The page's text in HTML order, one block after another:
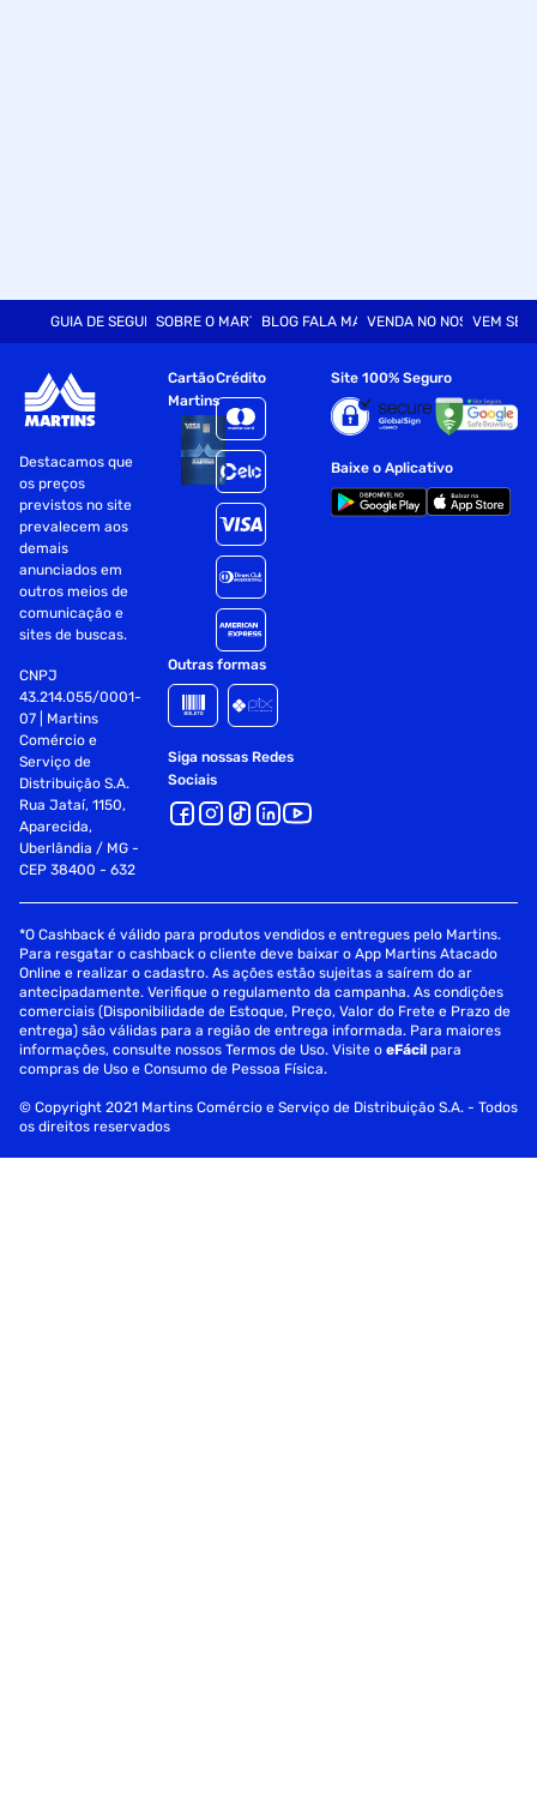
GUIA DE SEGURANÇASOBRE O MARTINSBLOG FALA MARTVENDA NO NOSSO SITE
VEM SER
Destacamos que
os preços
previstos no site
prevalecem aos
demais
anunciados em
outros meios de
comunicação e
sites de buscas.
CNPJ
43.214.055/0001-
07 | Martins
Comércio e
Serviço de
Distribuição S.A.
Rua Jataí, 1150,
Aparecida,
Uberlândia / MG -
CEP 38400 - 632
Cartão
Martins
Crédito
Outras formas
Siga nossas Redes
Sociais
Site 100% Seguro
Baixe o Aplicativo
*O Cashback é válido para produtos vendidos e entregues pelo Martins.
Para resgatar o cashback o cliente deve baixar o App Martins Atacado
Online e realizar o cadastro. As ações estão sujeitas a saírem do ar
antecipadamente. Verifique o regulamento da campanha. As condições
comerciais (Disponibilidade de Estoque, Preço, Valor do Frete e Prazo de
entrega) são válidas para a região de entrega informada. Para maiores
informações, consulte nossos Termos de Uso. Visite oeFácil para
compras de Uso e Consumo de Pessoa Física.
© Copyright 2021 Martins Comércio e Serviço de Distribuição S.A. - Todos
os direitos reservados